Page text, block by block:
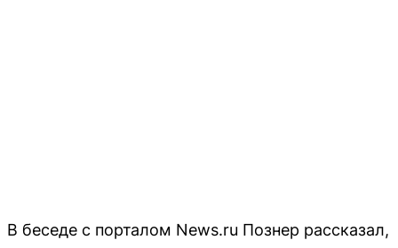
В беседе с порталом News.ru Познер рассказал,